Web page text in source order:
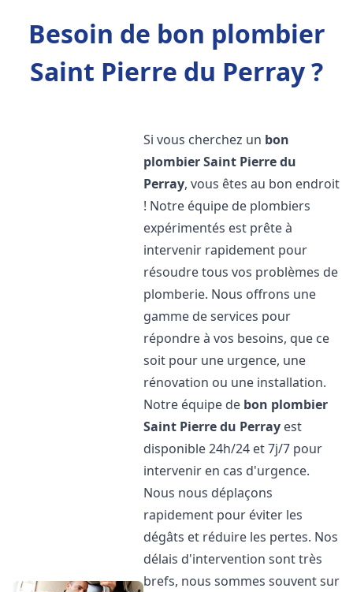
Besoin de bon plombier
Saint Pierre du Perray ?
Si vous cherchez un bon
plombierSaint Pierre du
Perray, vous êtes au bon endroit
! Notre équipe de plombiers
expérimentés est prête à
intervenir rapidement pour
résoudre tous vos problèmes de
plomberie. Nous offrons une
gamme de services pour
répondre à vos besoins, que ce
soit pour une urgence, une
rénovation ou une installation.
Notre équipe de bon plombier
Saint Pierre du Perray est
disponible 24h/24 et 7j/7 pour
intervenir en cas d'urgence.
Nous nous déplaçons
rapidement pour éviter les
dégâts et réduire les pertes. Nos
délais d'intervention sont très
brefs, nous sommes souvent sur